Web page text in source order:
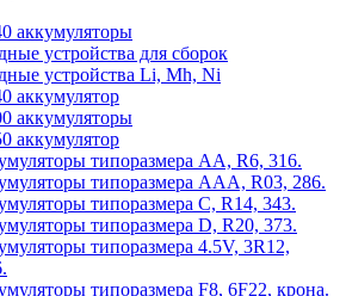
аккумуляторы
устройства для сборок
устройства Li, Mh, Ni
аккумулятор
аккумуляторы
аккумулятор
типоразмера АА, R6, 316.
типоразмера ААА, R03, 286.
типоразмера С, R14, 343.
типоразмера D, R20, 373.
типоразмера 4.5V, 3R12,
типоразмера F8, 6F22, крона.